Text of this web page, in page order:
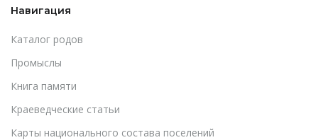
Навигация
Каталог родов
Промыслы
Книга памяти
Краеведческие статьи
Карты национального состава поселений